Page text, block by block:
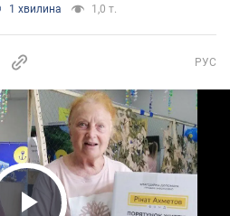
1 хвилина 1,0 т.
РУС